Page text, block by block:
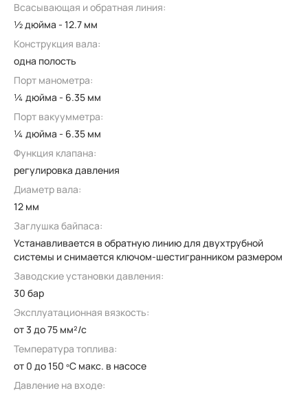
Всасывающая и обратная линия:
½ дюйма - 12.7 мм
Конструкция вала:
одна полость
Порт манометра:
¼ дюйма - 6.35 мм
Порт вакуумметра:
¼ дюйма - 6.35 мм
Функция клапана:
регулировка давления
Диаметр вала:
12 мм
Заглушка байпаса:
Устанавливается в обратную линию для двухтрубной
системы и снимается ключом-шестигранником размером
Заводские установки давления:
30 бар
Эксплуатационная вязкость:
от 3 до 75 мм²/с
Температура топлива:
от 0 до 150 ºC макс. в насосе
Давление на входе: